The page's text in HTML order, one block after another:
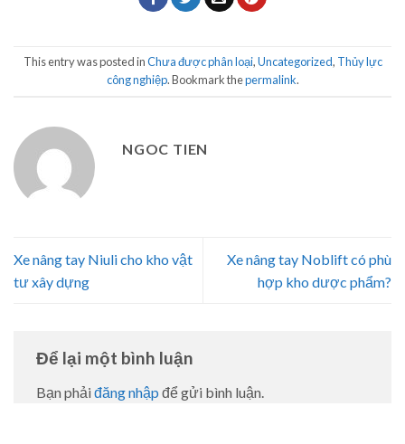
This entry was posted inChưa được phân loại,Uncategorized, Thủy lực
công nghiệp. Bookmark thepermalink.
NGOC TIEN
Xe nâng tay Niuli cho kho vật
tư xây dựng
Xe nâng tay Noblift có phù
hợp kho dược phẩm?
Để lại một bình luận
Bạn phải đăng nhập để gửi bình luận.